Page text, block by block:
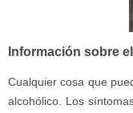
Información sobre
Cualquier cosa que
alcohólico. Los